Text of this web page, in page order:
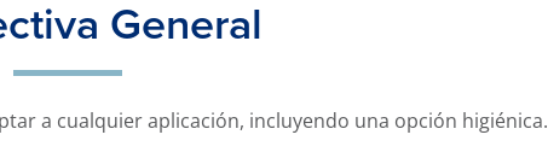
General
a cualquier aplicación, incluyendo una opción higiénica.